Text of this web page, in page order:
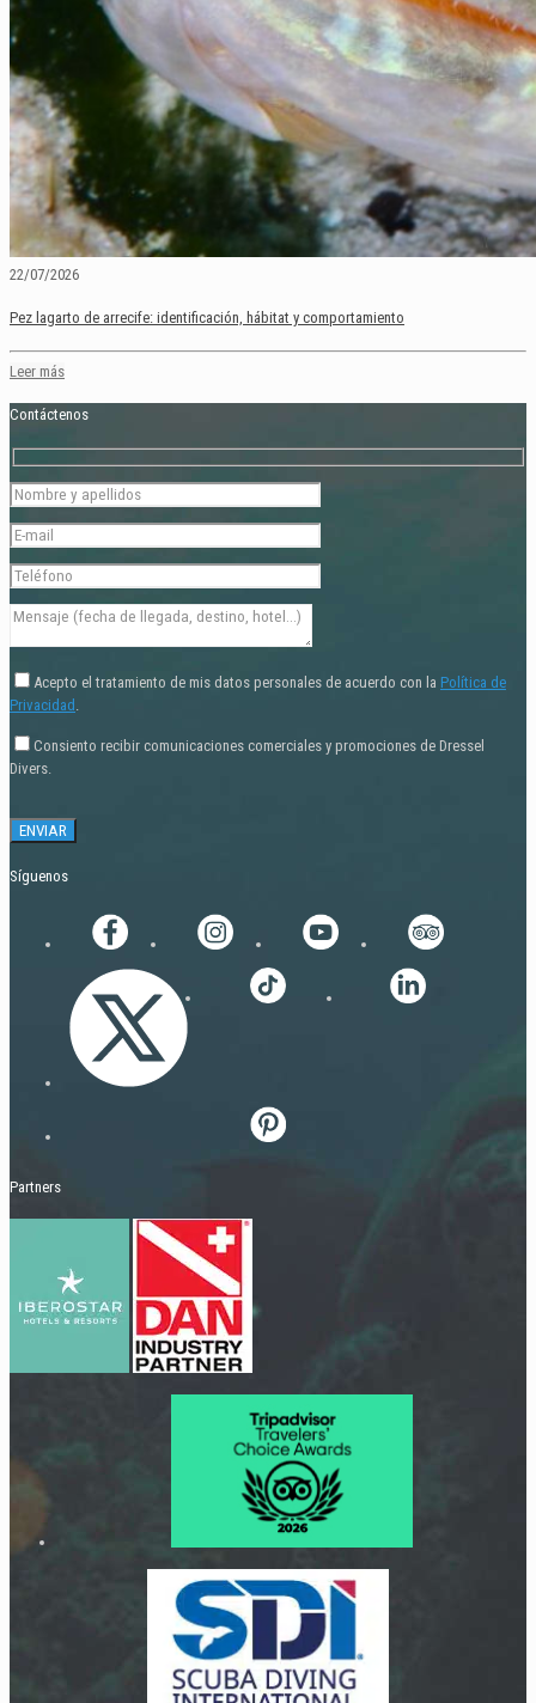
22/07/2026
Pez lagarto de arrecife: identificación, hábitat y comportamiento
Leer más
Contáctenos
Acepto el tratamiento de mis datos personales de acuerdo con la Política de
Privacidad .
Consiento recibir comunicaciones comerciales y promociones de Dressel
Divers.
Síguenos
Partners